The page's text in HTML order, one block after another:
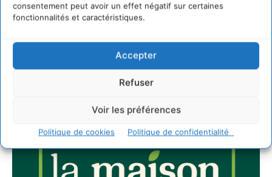
consentement peut avoir un effet négatif sur certaines
fonctionnalités et caractéristiques.
Accepter
Refuser
Voir les préférences
Politique de cookies Politique de confidentialité